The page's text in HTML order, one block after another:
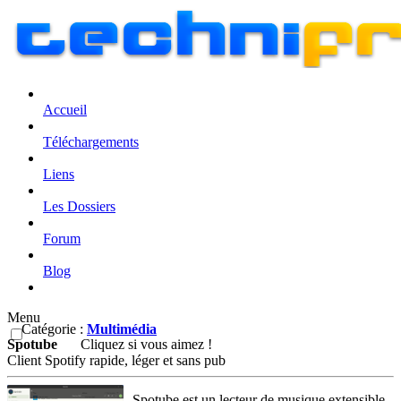
Accueil
Téléchargements
Liens
Les Dossiers
Forum
Blog
Menu
Catégorie : Multimédia
Spotube
Cliquez si vous aimez !
Client Spotify rapide, léger et sans pub